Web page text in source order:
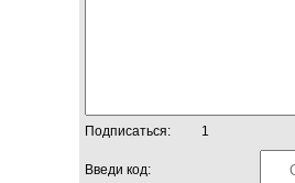
Подписаться: 1
Введи код: